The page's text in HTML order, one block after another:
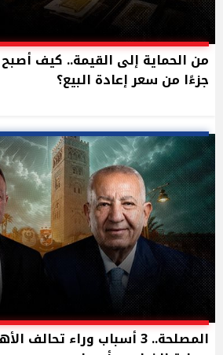
من الحماية إلى القيمة.. كيف
جزءًا من سعر إعادة البيع؟
المصلحة.. 3 أسباب وراء